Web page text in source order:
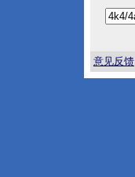
意见反馈